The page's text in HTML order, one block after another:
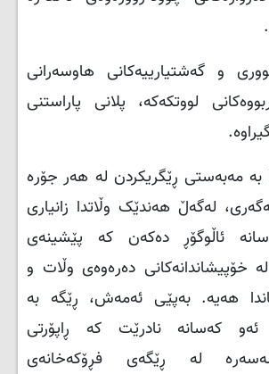
و گەشتیارییەکانی هاوسەرانی
لووتکەکە، پلانی پاراستنی
بە مەبەستی ڕێگریکردن لە هەر جۆرە
لەگەڵ هەندێک وڵاتدا زانیاری
ئاڵوگۆڕ دەکەن کە پێشینەی
خۆپیشاندانەکانی دەرەوەی وڵات و
هەیە. بەپێی ئەمەش، ڕێگە بە
ئەو کەسانە نادرێت کە ڕاپۆرتی
لەسەرە لە ڕێگەی فڕۆکەخانەی